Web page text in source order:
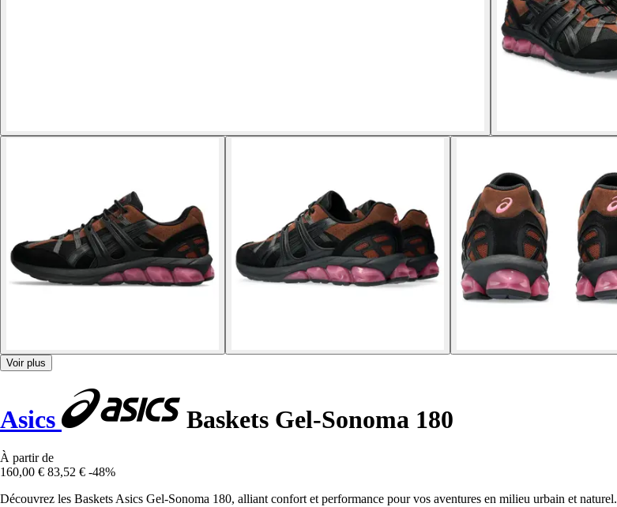
Voir plus
Asics Baskets Gel-Sonoma 180
À partir de
160,00 € 83,52 € -48%
Découvrez les Baskets Asics Gel-Sonoma 180, alliant confort et performance pour vos aventures en milieu urbain et naturel.